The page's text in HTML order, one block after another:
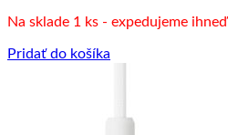
bola:
je:
Na sklade 1 ks - expedujeme ihneď
Pridať do košíka